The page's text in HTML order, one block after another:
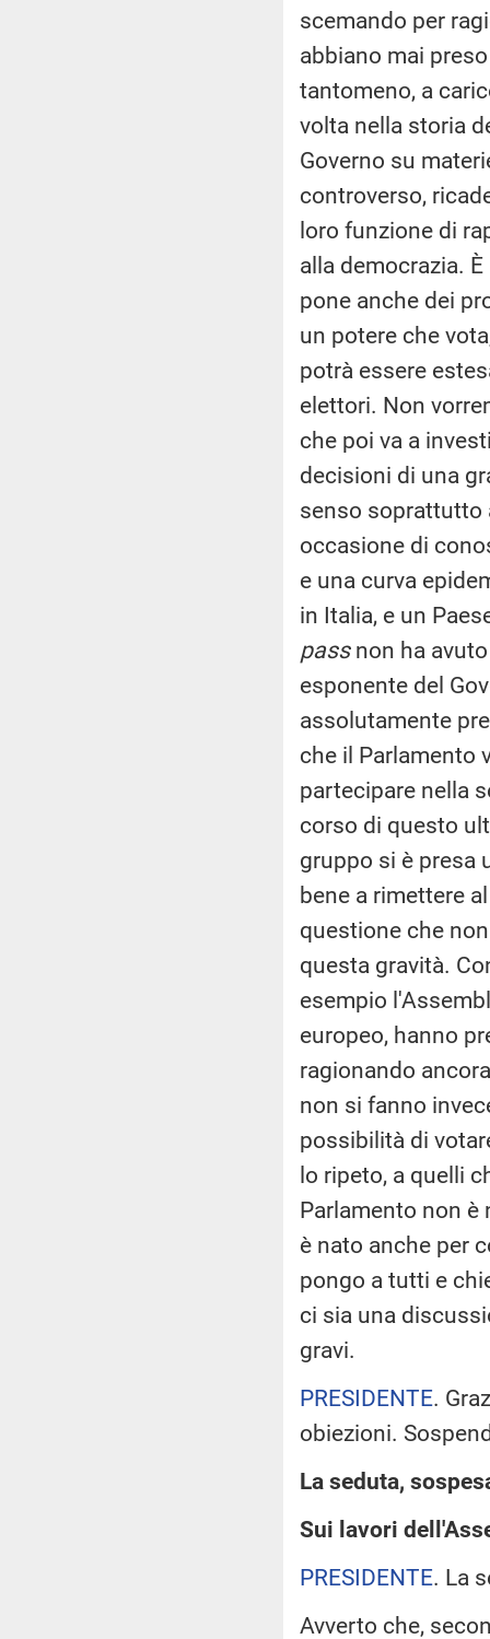
scemando per
abbiano mai
tantomeno, a
volta nella storia
Governo su
controverso,
loro funzione di
alla democrazia.
pone anche dei
un potere che
potrà essere
elettori. Non
che poi va a
decisioni di una
senso soprattutto
occasione di
e una curva
in Italia, e un
passnon ha
esponente del
assolutamente
che il Parlamento
partecipare nella
corso di questo
gruppo si è presa
bene a rimettere
questione che
questa gravità.
esempio
europeo, hanno
ragionando
non si fanno
possibilità di
lo ripeto, a quelli
Parlamento non è
è nato anche per
pongo a tutti e
ci sia una
gravi.
PRESIDENTE.
obiezioni.
La seduta,
Sui lavori
PRESIDENTE. La
Avverto che,